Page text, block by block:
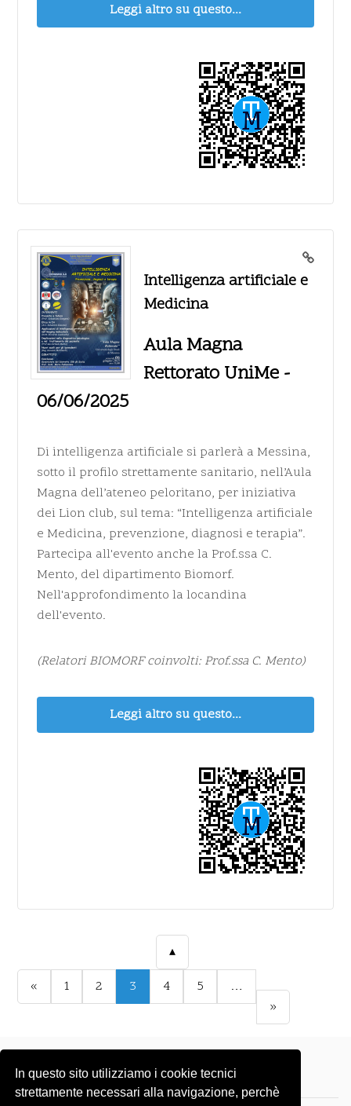
In questo sito utilizziamo i cookie tecnici
strettamente necessari alla navigazione, perchè
Leggi altro su questo...
Intelligenza artificiale e
Medicina
Aula Magna
Rettorato UniMe -
06/06/2025
Di intelligenza artificiale si parlerà a Messina,
sotto il profilo strettamente sanitario, nell’Aula
Magna dell’ateneo peloritano, per iniziativa
dei Lion club, sul tema: “Intelligenza artificiale
e Medicina, prevenzione, diagnosi e terapia”.
Partecipa all'evento anche la Prof.ssa C.
Mento, del dipartimento Biomorf.
Nell'approfondimento la locandina
dell'evento.
(Relatori BIOMORF coinvolti: Prof.ssa C. Mento)
Leggi altro su questo...
▴
«
1 2 3 4 5
…
»